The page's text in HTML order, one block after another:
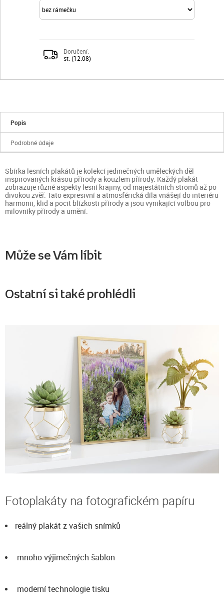
Doručení:
st. (12.08)
Popis
Podrobné údaje
Sbírka lesních plakátů je kolekcí jedinečných uměleckých děl
inspirovaných krásou přírody a kouzlem přírody. Každý plakát
zobrazuje různé aspekty lesní krajiny, od majestátních stromů až po
divokou zvěř. Tato expresivní a atmosférická díla vnášejí do interiéru
harmonii, klid a pocit blízkosti přírody a jsou vynikající volbou pro
milovníky přírody a umění.
Může se Vám líbit
Ostatní si také prohlédli
Fotoplakáty na fotografickém papíru
reálný plakát z vašich snímků
mnoho výjimečných šablon
moderní technologie tisku